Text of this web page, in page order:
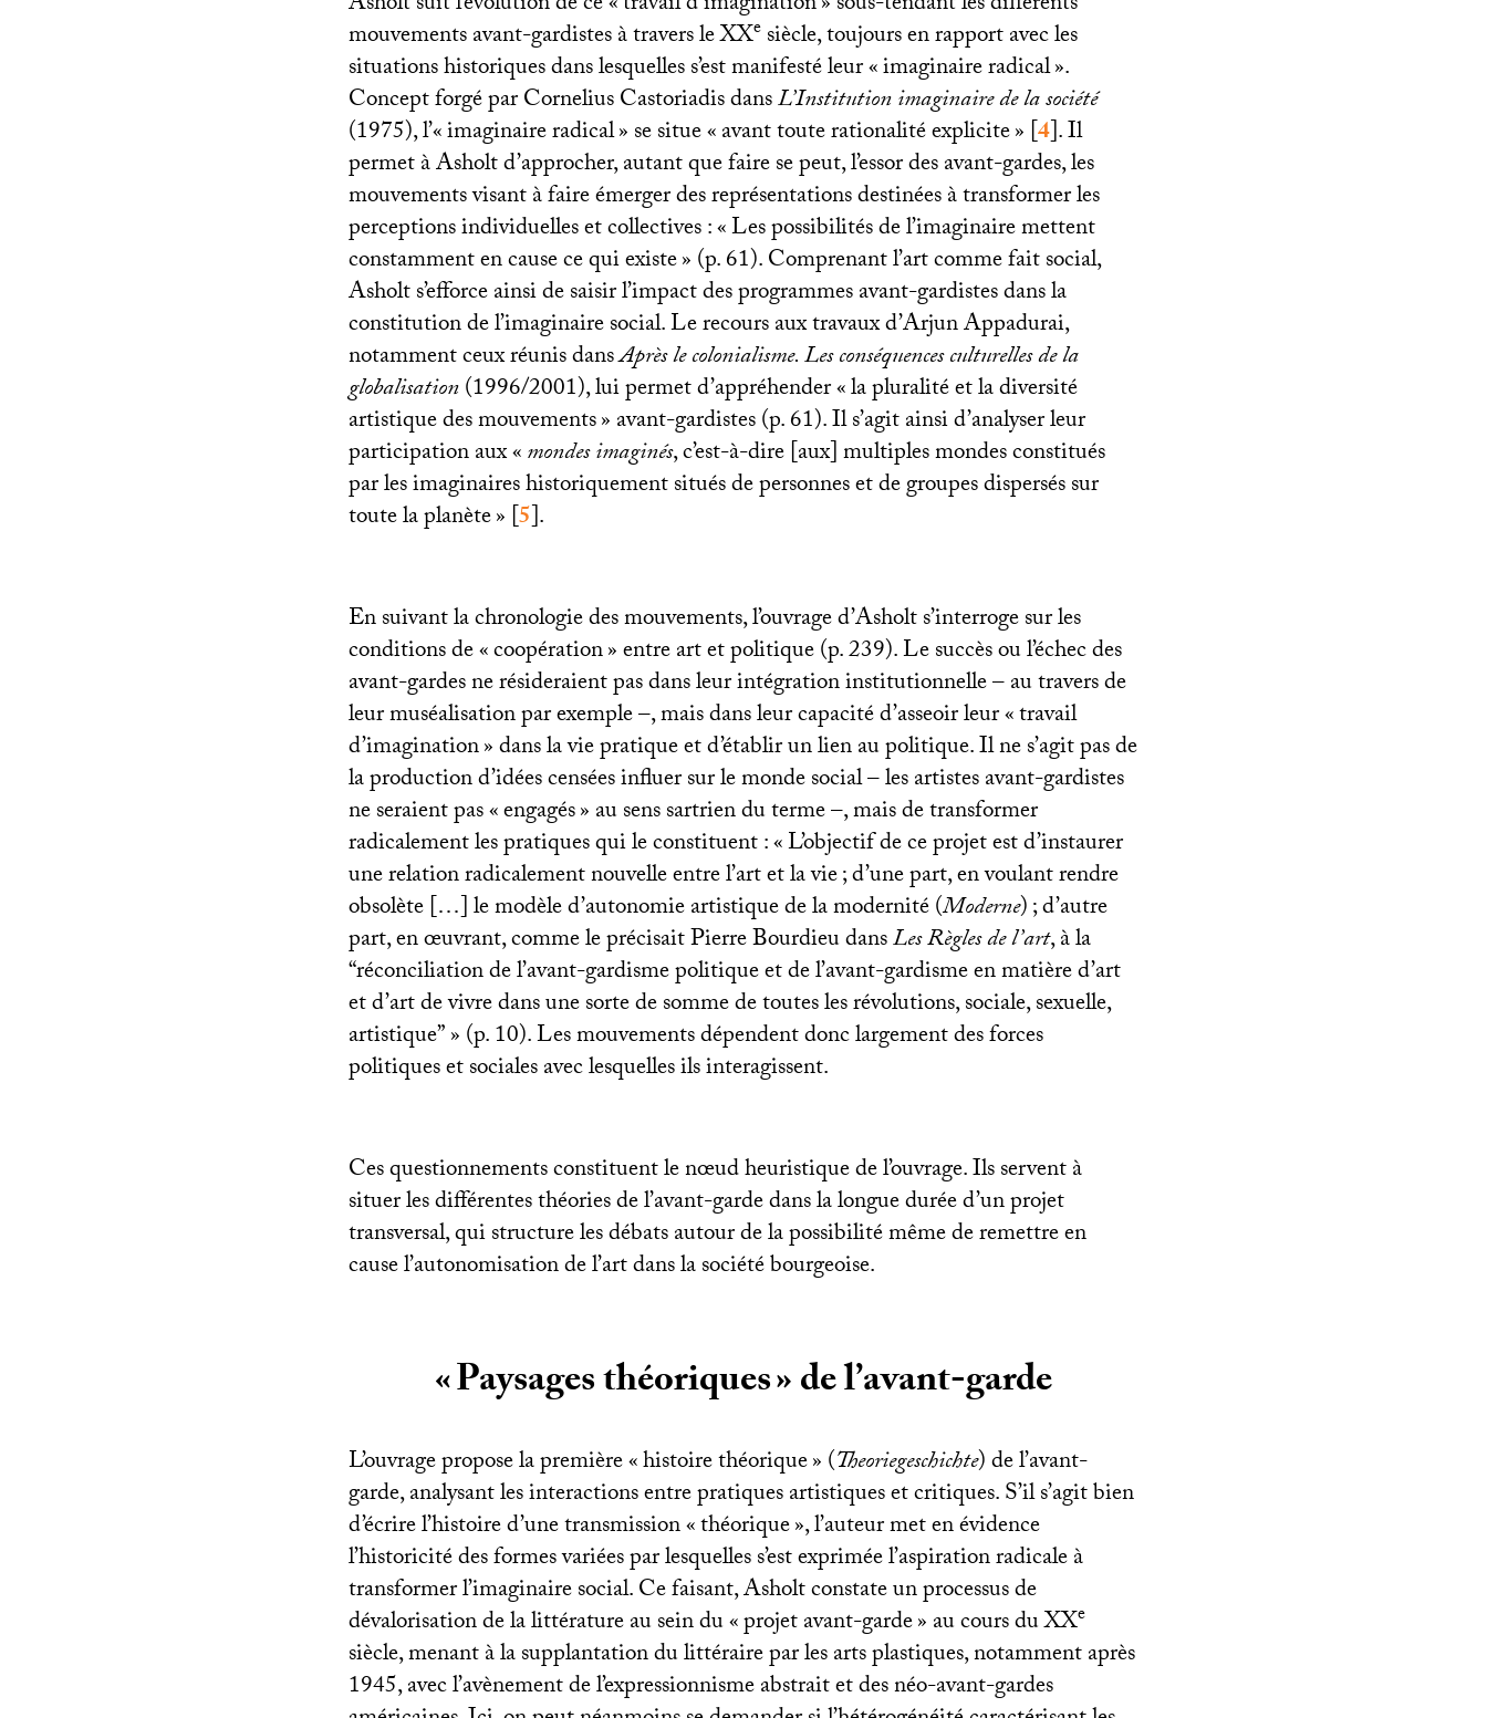
mouvements avant-gardistes à travers leXXe siècle, toujours en rapport avec les
situations historiques dans lesquelles s’est manifesté leur «imaginaire radical».
Concept forgé par Cornelius Castoriadis dansL’Institution imaginaire de la société
(1975), l’«imaginaire radical» se situe «avant toute rationalité explicite»[4]. Il
permet à Asholt d’approcher, autant que faire se peut, l’essor des avant-gardes, les
mouvements visant à faire émerger des représentations destinées à transformer les
perceptions individuelles et collectives : «Les possibilités de l’imaginaire mettent
constamment en cause ce qui existe» (p. 61). Comprenant l’art comme fait social,
Asholt s’efforce ainsi de saisir l’impact des programmes avant-gardistes dans la
constitution de l’imaginaire social. Le recours aux travaux d’Arjun Appadurai,
notamment ceux réunis dansAprès le colonialisme. Les conséquences culturelles de la
globalisation(1996/2001), lui permet d’appréhender «la pluralité et la diversité
artistique des mouvements» avant-gardistes (p. 61). Il s’agit ainsi d’analyser leur
participation aux «mondes imaginés, c’est-à-dire [aux] multiples mondes constitués
par les imaginaires historiquement situés de personnes et de groupes dispersés sur
toute la planète»[5].
En suivant la chronologie des mouvements, l’ouvrage d’Asholt s’interroge sur les
conditions de «coopération» entre art et politique (p. 239). Le succès ou l’échec des
avant-gardes ne résideraient pas dans leur intégration institutionnelle – au travers de
leur muséalisation par exemple –, mais dans leur capacité d’asseoir leur «travail
d’imagination» dans la vie pratique et d’établir un lien au politique. Il ne s’agit pas de
la production d’idées censées influer sur le monde social – les artistes avant-gardistes
ne seraient pas «engagés» au sens sartrien du terme –, mais de transformer
radicalement les pratiques qui le constituent : «L’objectif de ce projet est d’instaurer
une relation radicalement nouvelle entre l’art et la vie; d’une part, en voulant rendre
obsolète […] le modèle d’autonomie artistique de la modernité (Moderne); d’autre
part, en œuvrant, comme le précisait Pierre Bourdieu dansLes Règles de l’art, à la
“réconciliation de l’avant-gardisme politique et de l’avant-gardisme en matière d’art
et d’art de vivre dans une sorte de somme de toutes les révolutions, sociale, sexuelle,
artistique”» (p. 10). Les mouvements dépendent donc largement des forces
politiques et sociales avec lesquelles ils interagissent.
Ces questionnements constituent le nœud heuristique de l’ouvrage. Ils servent à
situer les différentes théories de l’avant-garde dans la longue durée d’un projet
transversal, qui structure les débats autour de la possibilité même de remettre en
cause l’autonomisation de l’art dans la société bourgeoise.
«Paysages théoriques» de l’avant-garde
L’ouvrage propose la première «histoire théorique» (Theoriegeschichte) de l’avant-
garde, analysant les interactions entre pratiques artistiques et critiques. S’il s’agit bien
d’écrire l’histoire d’une transmission «théorique», l’auteur met en évidence
l’historicité des formes variées par lesquelles s’est exprimée l’aspiration radicale à
transformer l’imaginaire social. Ce faisant, Asholt constate un processus de
dévalorisation de la littérature au sein du «projet avant-garde» au cours duXXe
siècle, menant à la supplantation du littéraire par les arts plastiques, notamment après
1945, avec l’avènement de l’expressionnisme abstrait et des néo-avant-gardes